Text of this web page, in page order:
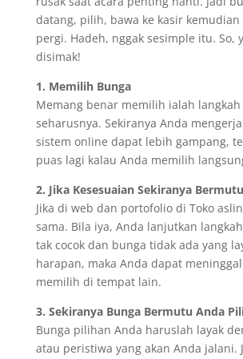
datang, pilih, bawa ke kasir
pergi. Hadeh, nggak sesimple itu. So,
disimak!
1. Memilih Bunga
Memang benar memilih ialah
seharusnya. Sekiranya Anda
sistem online dapat lebih gampang,
puas lagi kalau Anda memilih
2. Jika Kesesuaian Sekiranya
Jika di web dan portofolio di Toko
sama. Bila iya, Anda lanjutkan
tak cocok dan bunga tidak ada yang
harapan, maka Anda dapat
memilih di tempat lain.
3. Sekiranya Bunga Bermutu Anda
Bunga pilihan Anda haruslah layak
atau peristiwa yang akan Anda jalani.